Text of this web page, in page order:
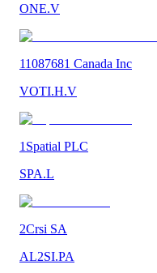
ONE.V
11087681 Canada Inc
VOTI.H.V
1Spatial PLC
SPA.L
2Crsi SA
AL2SI.PA